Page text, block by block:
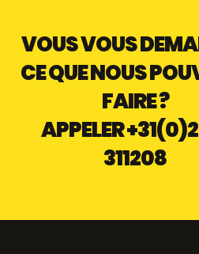
VOUS VOUS
CE QUE NOUS
FAIRE ?
APPELER
311208